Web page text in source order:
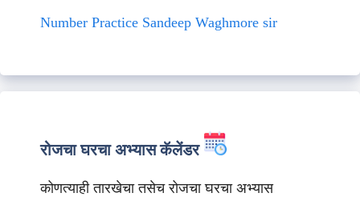
Number Practice Sandeep Waghmore sir
रोजचा घरचा अभ्यास कॅलेंडर
कोणत्याही तारखेचा तसेच रोजचा घरचा अभ्यास